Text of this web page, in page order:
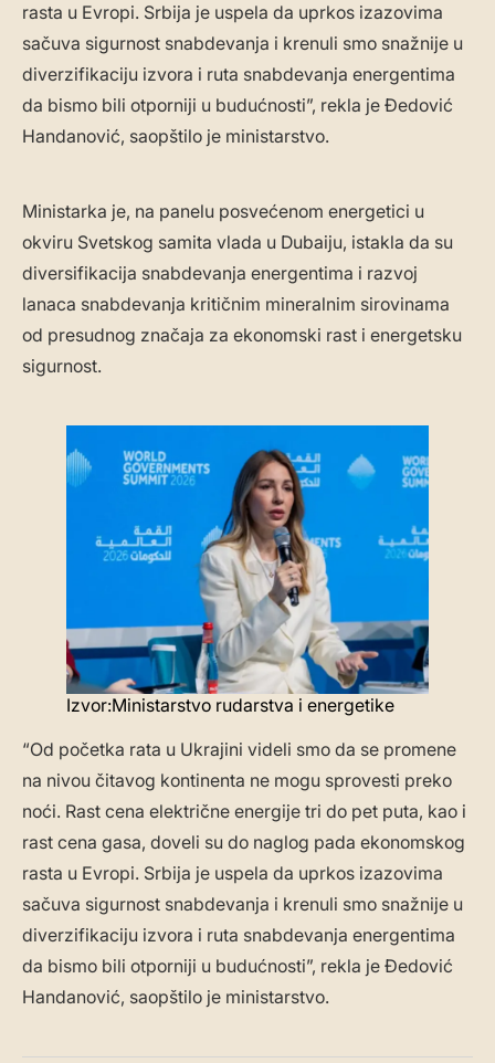
rasta u Evropi. Srbija je uspela da uprkos izazovima
sačuva sigurnost snabdevanja i krenuli smo snažnije u
diverzifikaciju izvora i ruta snabdevanja energentima
da bismo bili otporniji u budućnosti”, rekla je Đedović
Handanović, saopštilo je ministarstvo.
Ministarka je, na panelu posvećenom energetici u
okviru Svetskog samita vlada u Dubaiju, istakla da su
diversifikacija snabdevanja energentima i razvoj
lanaca snabdevanja kritičnim mineralnim sirovinama
od presudnog značaja za ekonomski rast i energetsku
sigurnost.
Izvor:Ministarstvo rudarstva i energetike
“Od početka rata u Ukrajini videli smo da se promene
na nivou čitavog kontinenta ne mogu sprovesti preko
noći. Rast cena električne energije tri do pet puta, kao i
rast cena gasa, doveli su do naglog pada ekonomskog
rasta u Evropi. Srbija je uspela da uprkos izazovima
sačuva sigurnost snabdevanja i krenuli smo snažnije u
diverzifikaciju izvora i ruta snabdevanja energentima
da bismo bili otporniji u budućnosti”, rekla je Đedović
Handanović, saopštilo je ministarstvo.